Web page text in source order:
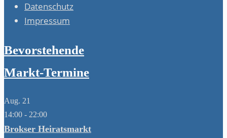
Datenschutz
Impressum
Bevorstehende
Markt-Termine
Aug. 21
14:00 - 22:00
Brokser Heiratsmarkt